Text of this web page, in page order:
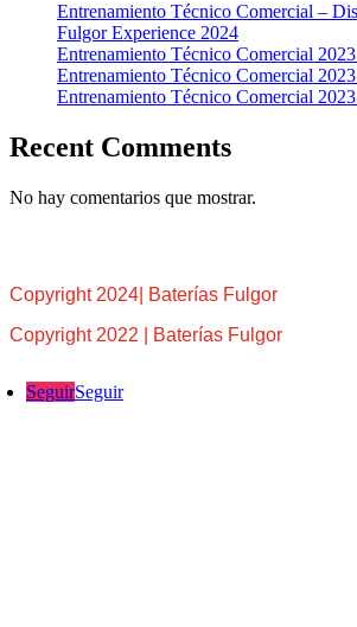
Entrenamiento Técnico Comercial –
Fulgor Experience 2024
Entrenamiento Técnico Comercial
Entrenamiento Técnico Comercial
Entrenamiento Técnico Comercial
Recent Comments
No hay comentarios que mostrar.
Copyright 2024| Baterías Fulgor
Copyright 2022 | Baterías Fulgor
SeguirSeguir